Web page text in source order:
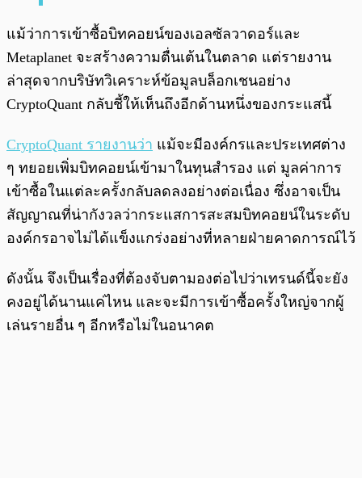
แม้ว่าการเข้าซื้อบิทคอยน์ของเอลซัลวาดอร์และ
Metaplanet จะสร้างความตื่นเต้นในตลาด แต่รายงาน
ล่าสุดจากบริษัทวิเคราะห์ข้อมูลบล็อกเชนอย่าง
CryptoQuant กลับชี้ให้เห็นถึงอีกด้านหนึ่งของกระแสนี้
CryptoQuant รายงานว่า แม้จะมีองค์กรและประเทศต่าง
ๆ ทยอยเพิ่มบิทคอยน์เข้ามาในทุนสำรอง แต่ มูลค่าการ
เข้าซื้อในแต่ละครั้งกลับลดลงอย่างต่อเนื่อง ซึ่งอาจเป็น
สัญญาณที่น่ากังวลว่ากระแสการสะสมบิทคอยน์ในระดับ
องค์กรอาจไม่ได้แข็งแกร่งอย่างที่หลายฝ่ายคาดการณ์ไว้
ดังนั้น จึงเป็นเรื่องที่ต้องจับตามองต่อไปว่าเทรนด์นี้จะยัง
คงอยู่ได้นานแค่ไหน และจะมีการเข้าซื้อครั้งใหญ่จากผู้
เล่นรายอื่น ๆ อีกหรือไม่ในอนาคต